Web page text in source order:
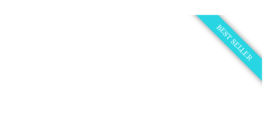
BEST SELLER